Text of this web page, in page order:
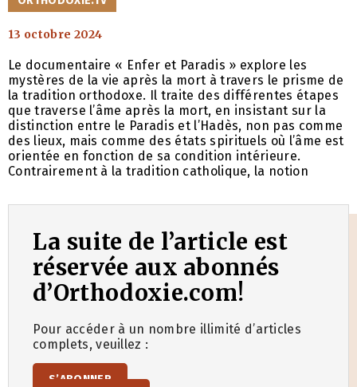
13 octobre 2024
Le documentaire « Enfer et Paradis » explore les
mystères de la vie après la mort à travers le prisme de
la tradition orthodoxe. Il traite des différentes étapes
que traverse l’âme après la mort, en insistant sur la
distinction entre le Paradis et l’Hadès, non pas comme
des lieux, mais comme des états spirituels où l’âme est
orientée en fonction de sa condition intérieure.
Contrairement à la tradition catholique, la notion
La suite de l’article est
réservée aux abonnés
d’Orthodoxie.com!
Pour accéder à un nombre illimité d’articles
complets, veuillez :
S’ABONNER